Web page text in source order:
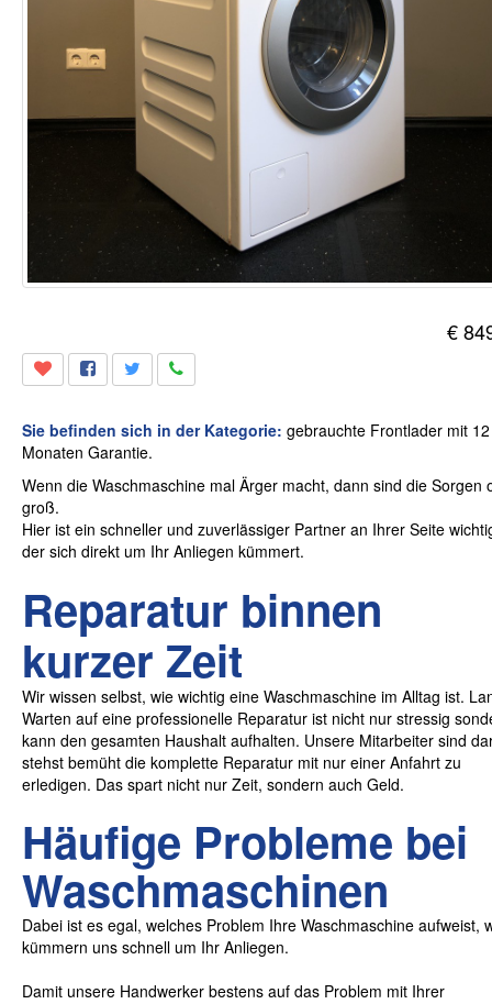
€
Sie befinden sich in der Kategorie: gebrauchte Frontlader mit 12
Monaten Garantie.
Wenn die Waschmaschine mal Ärger macht, dann sind die Sorgen
groß.
Hier ist ein schneller und zuverlässiger Partner an Ihrer Seite
der sich direkt um Ihr Anliegen kümmert.
Reparatur binnen
kurzer Zeit
Wir wissen selbst, wie wichtig eine Waschmaschine im Alltag ist.
Warten auf eine professionelle Reparatur ist nicht nur stressig
kann den gesamten Haushalt aufhalten. Unsere Mitarbeiter sind
stehst bemüht die komplette Reparatur mit nur einer Anfahrt zu
erledigen. Das spart nicht nur Zeit, sondern auch Geld.
Häufige Probleme bei
Waschmaschinen
Dabei ist es egal, welches Problem Ihre Waschmaschine aufweist,
kümmern uns schnell um Ihr Anliegen.
Damit unsere Handwerker bestens auf das Problem mit Ihrer